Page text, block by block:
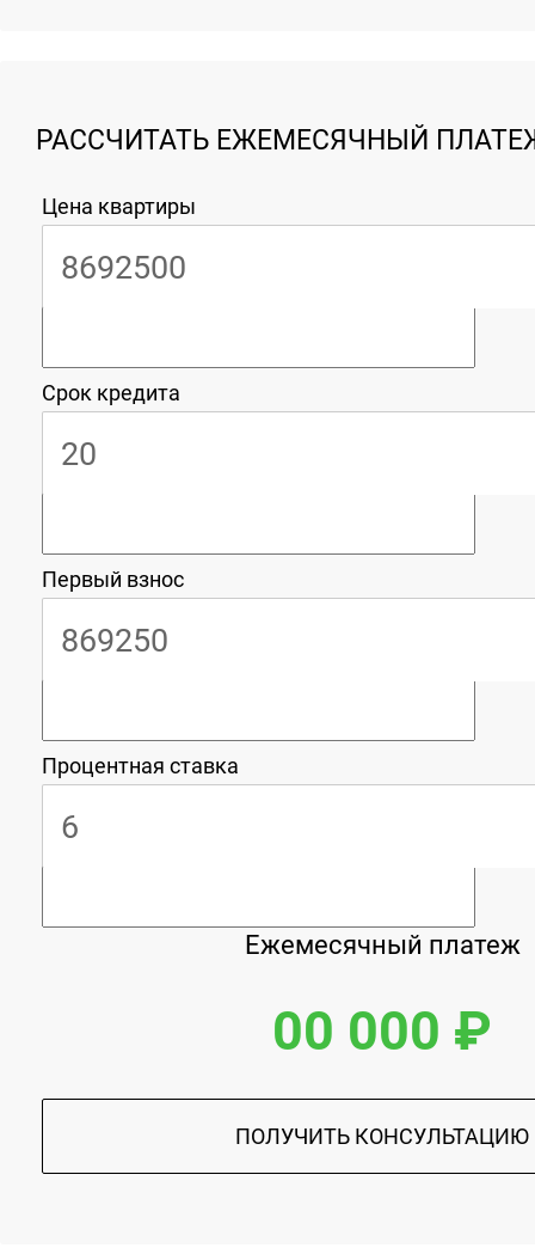
РАССЧИТАТЬ ЕЖЕМЕСЯЧНЫЙ
Цена квартиры
Срок кредита
Первый взнос
Процентная ставка
Ежемесячный платеж
00 000 ₽
ПОЛУЧИТЬ КОНСУЛЬТАЦИЮ